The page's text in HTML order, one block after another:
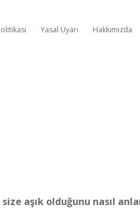
Yasal Uyarı Hakkımızda
aşık olduğunu nasıl